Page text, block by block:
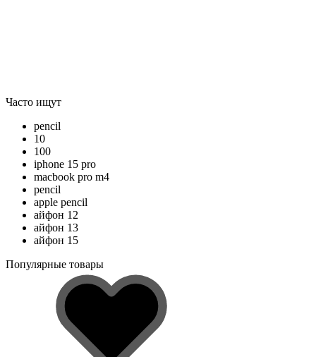
Часто ищут
pencil
10
100
iphone 15 pro
macbook pro m4
pencil
apple pencil
айфон 12
айфон 13
айфон 15
Популярные товары